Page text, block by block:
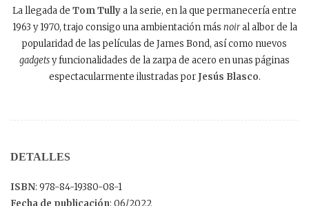
La llegada de Tom Tullya la serie, en la que permanecería entre
1963 y 1970, trajo consigo una ambientación más noiral albor de la
popularidad de las películas de James Bond, así como nuevos
gadgetsy funcionalidades de la zarpa de acero en unas páginas
espectacularmente ilustradas por Jesús Blasco.
DETALLES
ISBN: 978-84-19380-08-1
Fecha de publicación: 06/2022